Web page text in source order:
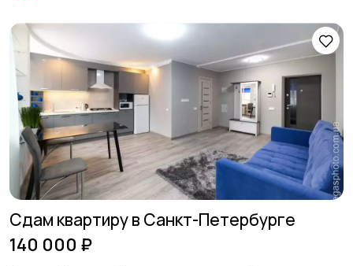
Сдам квартиру в Санкт-Петербурге
140 000 ₽